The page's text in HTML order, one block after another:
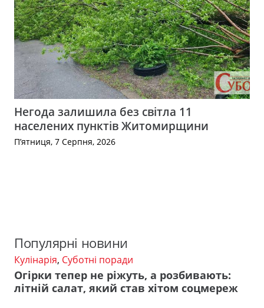
Негода залишила без світла 11
населених пунктів Житомирщини
П’ятниця, 7 Серпня, 2026
Популярні новини
Кулінарія, Суботні поради
Огірки тепер не ріжуть, а розбивають:
літній салат, який став хітом соцмереж